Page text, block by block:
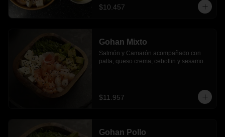
$10.457
Gohan Mixto
Salmón y Camarón acompañado con
palta, queso crema, cebollin y sesamo.
$11.957
Gohan Pollo